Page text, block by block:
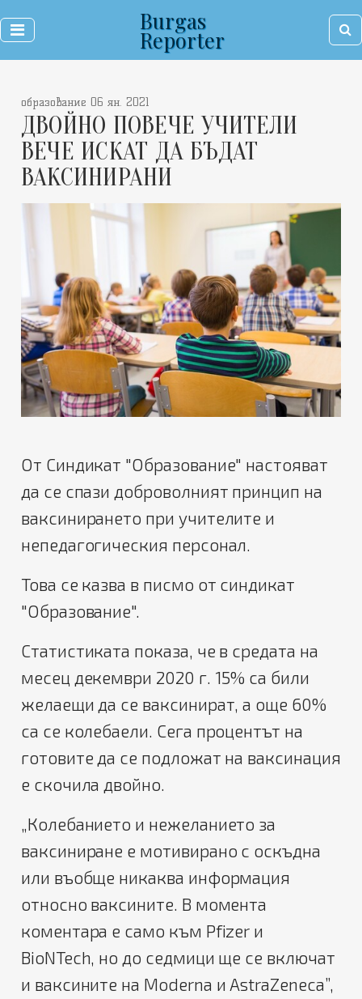
Burgas
Reporter
образование 06 ян. 2021
ДВОЙНО ПОВЕЧЕ УЧИТЕЛИ
ВЕЧЕ ИСКАТ ДА БЪДАТ
ВАКСИНИРАНИ
От Синдикат "Образование" настояват
да се спази доброволният принцип на
ваксинирането при учителите и
непедагогическия персонал.
Това се казва в писмо от синдикат
"Образование".
Статистиката показа, че в средата на
месец декември 2020 г. 15% са били
желаещи да се ваксинират, а още 60%
са се колебаели. Сега процентът на
готовите да се подложат на ваксинация
е скочила двойно.
„Колебанието и нежеланието за
ваксиниране е мотивирано с оскъдна
или въобще никаква информация
относно ваксините. В момента
коментара е само към Pfizer и
BioNTech, но до седмици ще се включат
и ваксините на Moderna и AstraZeneca”,